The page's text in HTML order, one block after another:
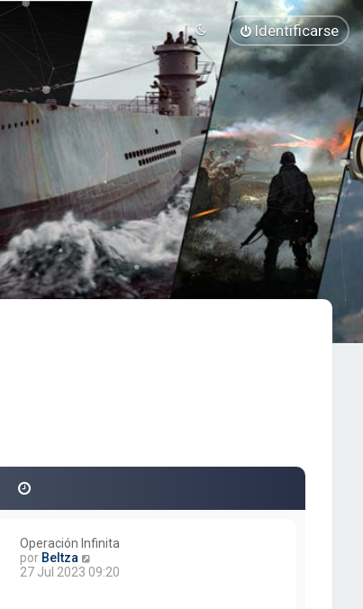
Identificarse
Operación Infinita
por Beltza
e
27 Jul 2023 09:20